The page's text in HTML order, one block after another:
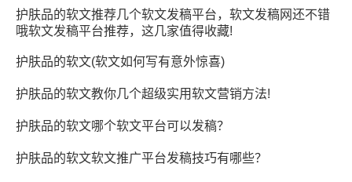
护肤品的软文推荐几个软文发稿平台，软文发稿网还不错
哦软文发稿平台推荐，这几家值得收藏!
护肤品的软文(软文如何写有意外惊喜)
护肤品的软文教你几个超级实用软文营销方法!
护肤品的软文哪个软文平台可以发稿？
护肤品的软文软文推广平台发稿技巧有哪些？